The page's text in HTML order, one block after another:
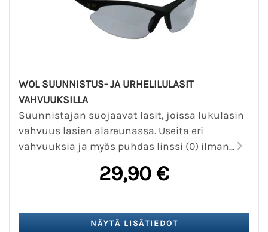
WOL SUUNNISTUS- JA URHELILULASIT
VAHVUUKSILLA
Suunnistajan suojaavat lasit, joissa lukulasin
vahvuus lasien alareunassa. Useita eri
vahvuuksia ja myös puhdas linssi (0) ilman...
29,90 €